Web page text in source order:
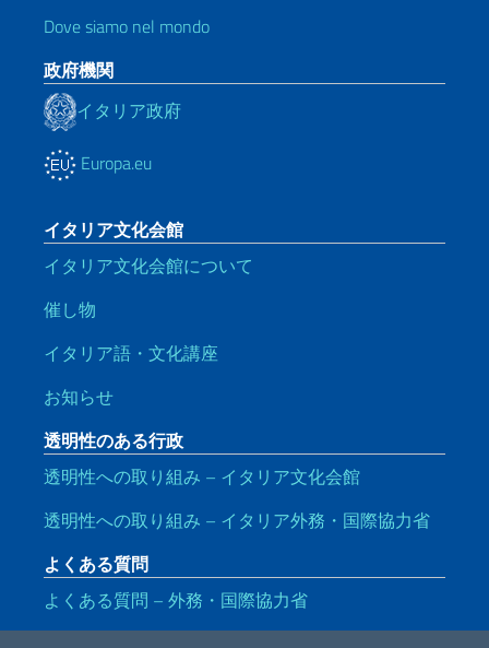
Dove siamo nel mondo
政府機関
イタリア政府
Europa.eu
イタリア文化会館
イタリア文化会館について
催し物
イタリア語・文化講座
お知らせ
透明性のある行政
透明性への取り組み – イタリア文化会館
透明性への取り組み – イタリア外務・国際協力省
よくある質問
よくある質問 – 外務・国際協力省